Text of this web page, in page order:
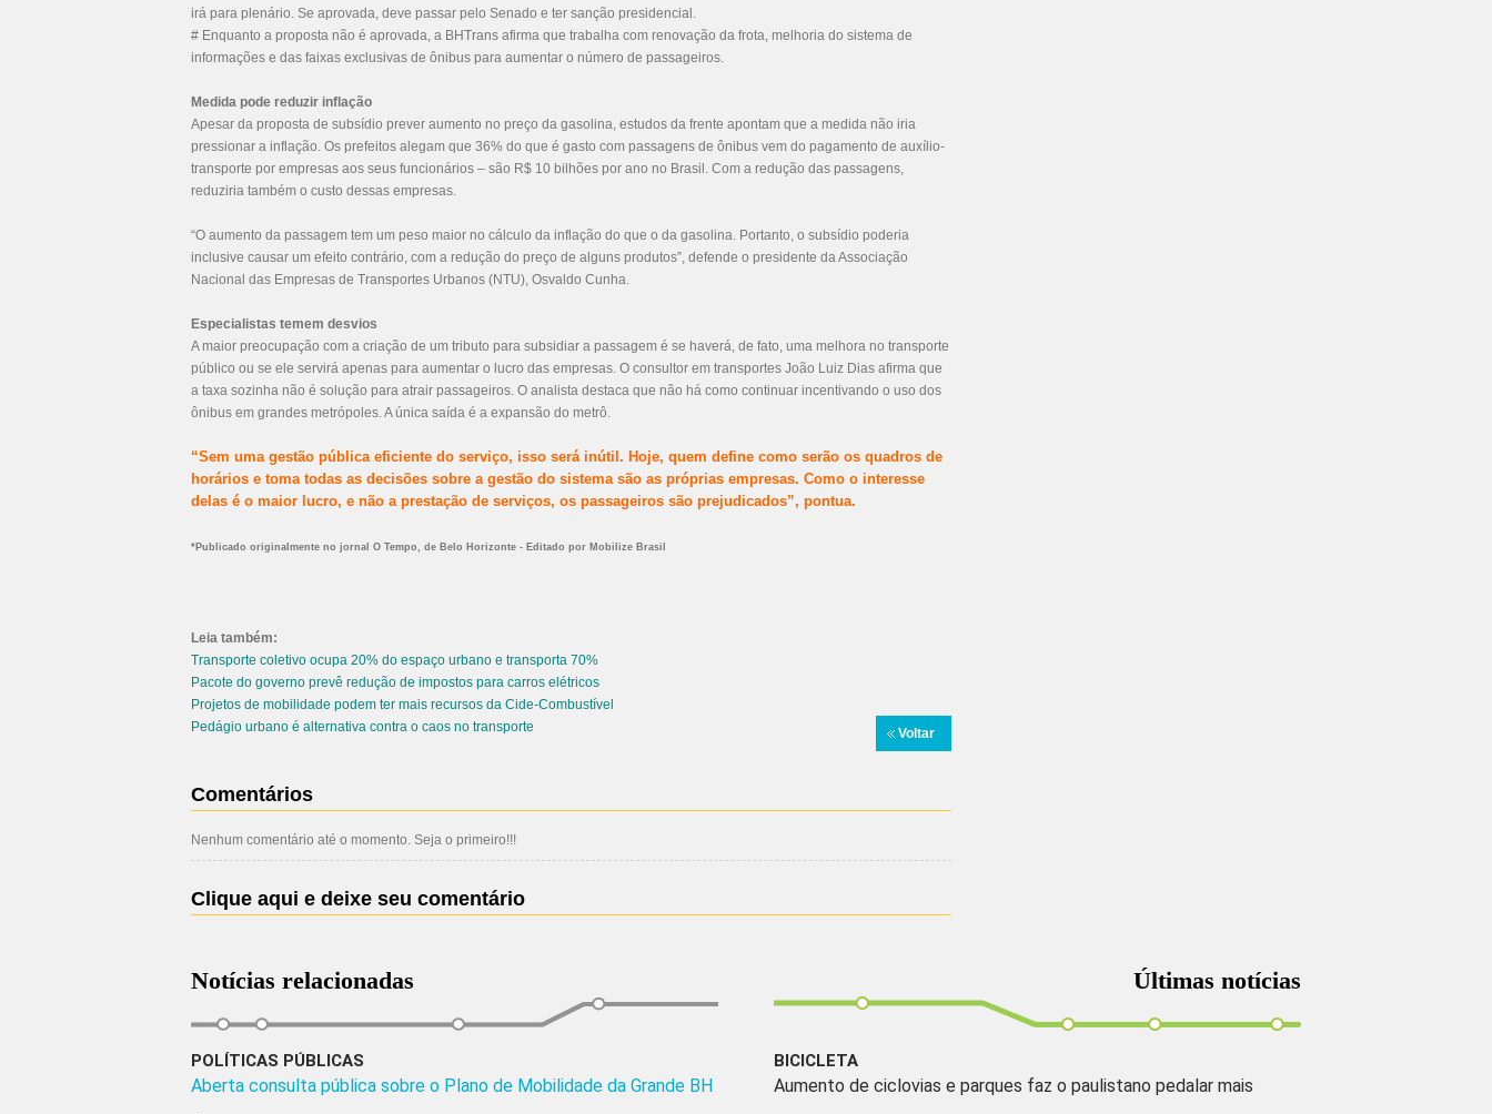
irá para plenário. Se aprovada, deve passar pelo Senado e ter sanção presidencial.
# Enquanto a proposta não é aprovada, a BHTrans afirma que trabalha com renovação da frota, melhoria do sistema de
informações e das faixas exclusivas de ônibus para aumentar o número de passageiros.
Medida pode reduzir inflação
Apesar da proposta de subsídio prever aumento no preço da gasolina, estudos da frente apontam que a medida não iria
pressionar a inflação. Os prefeitos alegam que 36% do que é gasto com passagens de ônibus vem do pagamento de auxílio-
transporte por empresas aos seus funcionários – são R$ 10 bilhões por ano no Brasil. Com a redução das passagens,
reduziria também o custo dessas empresas.
“O aumento da passagem tem um peso maior no cálculo da inflação do que o da gasolina. Portanto, o subsídio poderia
inclusive causar um efeito contrário, com a redução do preço de alguns produtos”, defende o presidente da Associação
Nacional das Empresas de Transportes Urbanos (NTU), Osvaldo Cunha.
Especialistas temem desvios
A maior preocupação com a criação de um tributo para subsidiar a passagem é se haverá, de fato, uma melhora no transporte
público ou se ele servirá apenas para aumentar o lucro das empresas. O consultor em transportes João Luiz Dias afirma que
a taxa sozinha não é solução para atrair passageiros. O analista destaca que não há como continuar incentivando o uso dos
ônibus em grandes metrópoles. A única saída é a expansão do metrô.
“Sem uma gestão pública eficiente do serviço, isso será inútil. Hoje, quem define como serão os quadros de
horários e toma todas as decisões sobre a gestão do sistema são as próprias empresas. Como o interesse
delas é o maior lucro, e não a prestação de serviços, os passageiros são prejudicados”, pontua.
*Publicado originalmente no jornal O Tempo, de Belo Horizonte - Editado por Mobilize Brasil
Leia também:
Transporte coletivo ocupa 20% do espaço urbano e transporta 70%
Pacote do governo prevê redução de impostos para carros elétricos
Projetos de mobilidade podem ter mais recursos da Cide-Combustível
Pedágio urbano é alternativa contra o caos no transporte
Voltar
Comentários
Nenhum comentário até o momento. Seja o primeiro!!!
Clique aqui e deixe seu comentário
Notícias relacionadas
POLÍTICAS PÚBLICAS
Aberta consulta pública sobre o Plano de Mobilidade da Grande BH
Últimas notícias
BICICLETA
Aumento de ciclovias e parques faz o paulistano pedalar mais